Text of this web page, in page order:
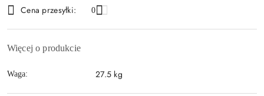
Cena przesyłki: 0
Więcej o produkcie
Waga: 27.5 kg